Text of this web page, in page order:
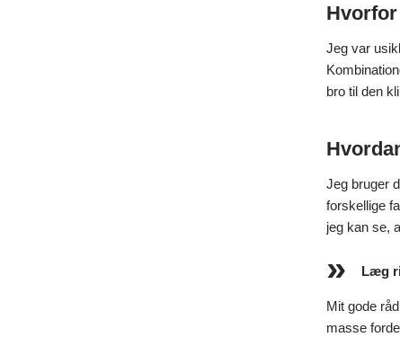
Jeg var
bro til den
Jeg bruger
forskellige
jeg kan se,
Læg
Mit gode
masse